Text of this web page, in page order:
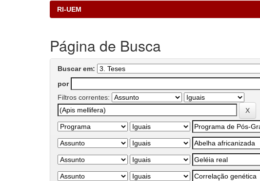
RI-UEM
Página de Busca
Buscar em:
por
Filtros correntes: